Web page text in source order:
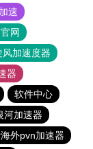
速
网
风加速度器
器
软件中心
河加速器
外pvn加速器